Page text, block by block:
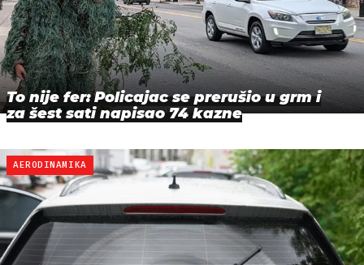
To nije fer: Policajac se prerušio u grm i
za šest sati napisao 74 kazne
AERODINAMIKA